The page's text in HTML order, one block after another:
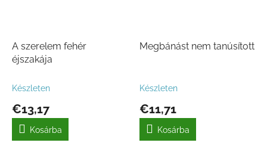
A szerelem fehér
éjszakája
Készleten
€13,17
Kosárba
Megbánást nem tanúsított
Készleten
€11,71
Kosárba